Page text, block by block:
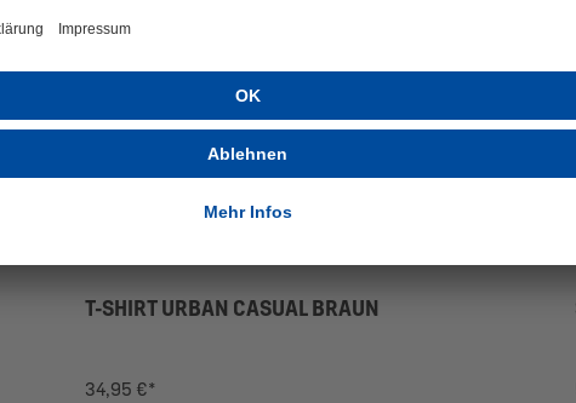
T-SHIRT URBAN CASUAL BRAUN
34,95 €*